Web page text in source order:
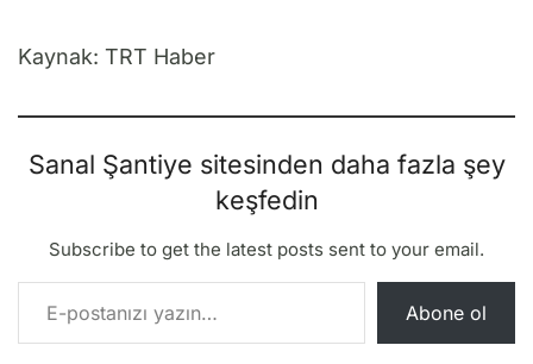
Kaynak: TRT Haber
Sanal Şantiye sitesinden daha fazla şey
keşfedin
Subscribe to get the latest posts sent to your email.
E-postanızı yazın…
Abone ol